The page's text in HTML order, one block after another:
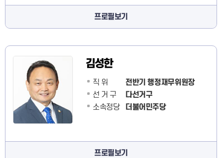
프로필보기
김성한
직 위
전반기 행정재무위원장
선 거 구
다선거구
소속정당
더불어민주당
프로필보기